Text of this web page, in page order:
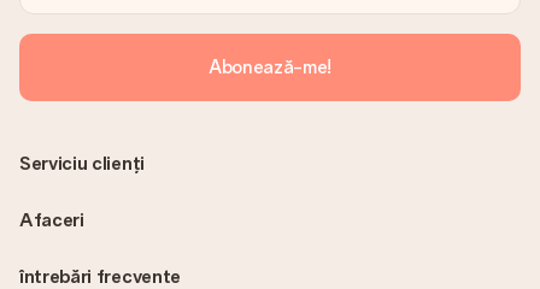
Abonează-me!
întrebări frecvente
Serviciu clienți
Afaceri